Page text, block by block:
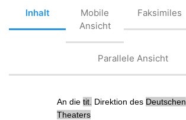
Inhalt
Mobile
Ansicht
Faksimiles
Parallele Ansicht
An dietit. Direktion des Deutschen
Theaters